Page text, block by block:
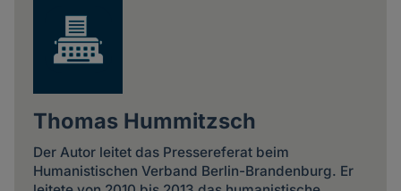
Thomas Hummitzsch
Der Autor leitet das Pressereferat beim
Humanistischen Verband Berlin-Brandenburg. Er